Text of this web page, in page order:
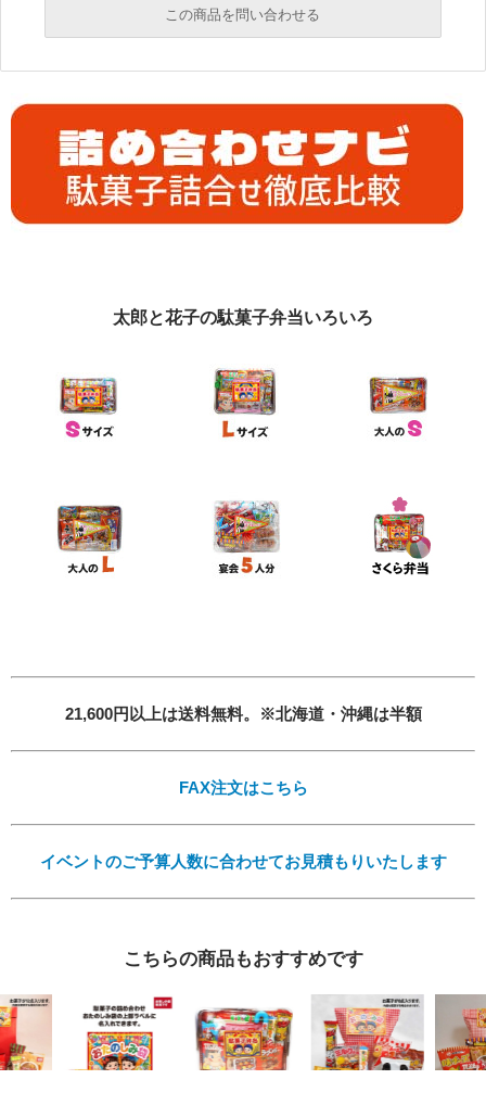
必須
この商品を問い合わせる
必須
必須
Eメール
プライバシーポリシーをご確認ください。
太郎と花子の駄菓子弁当いろいろ
21,600円以上は送料無料。※北海道・沖縄は半額
FAX注文はこちら
イベントのご予算人数に合わせてお見積もりいたします
こちらの商品もおすすめです